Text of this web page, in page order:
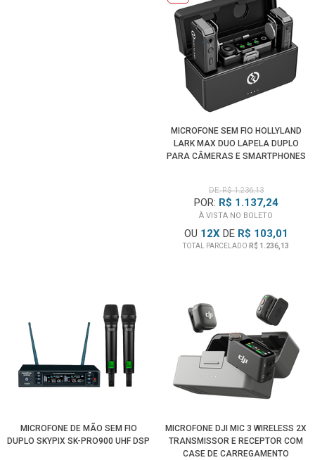
MICROFONE SEM FIO HOLLYLAND
LARK MAX DUO LAPELA DUPLO
PARA CÂMERAS E SMARTPHONES
DE: R$ 1.236,13
POR: R$ 1.137,24
À VISTA NO BOLETO
OU 12XDE R$ 103,01
TOTAL PARCELADO R$ 1.236,13
MICROFONE DE MÃO SEM FIO
DUPLO SKYPIX SK-PRO900 UHF DSP
MICROFONE DJI MIC 3 WIRELESS 2X
TRANSMISSOR E RECEPTOR COM
CASE DE CARREGAMENTO